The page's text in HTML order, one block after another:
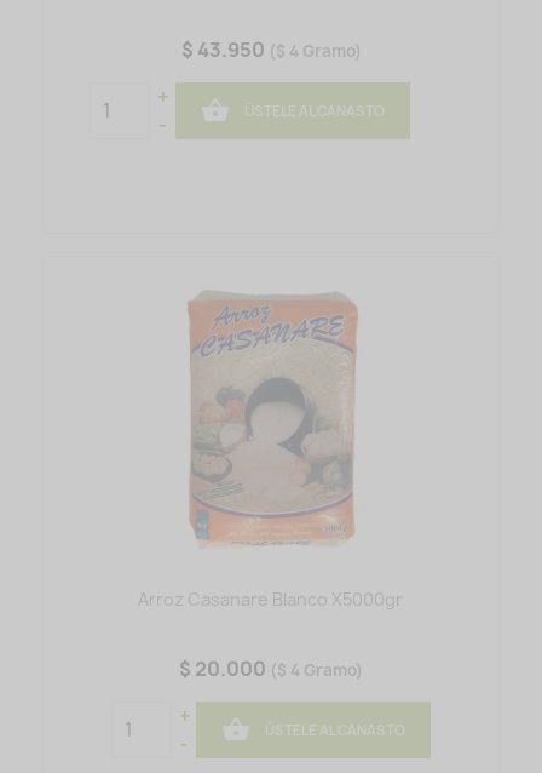
$ 43.950 ($ 4 Gramo)
+
-
 ÚSTELE AL CANASTO
Arroz Casanare Blanco X5000gr
$ 20.000 ($ 4 Gramo)
+
-
 ÚSTELE AL CANASTO